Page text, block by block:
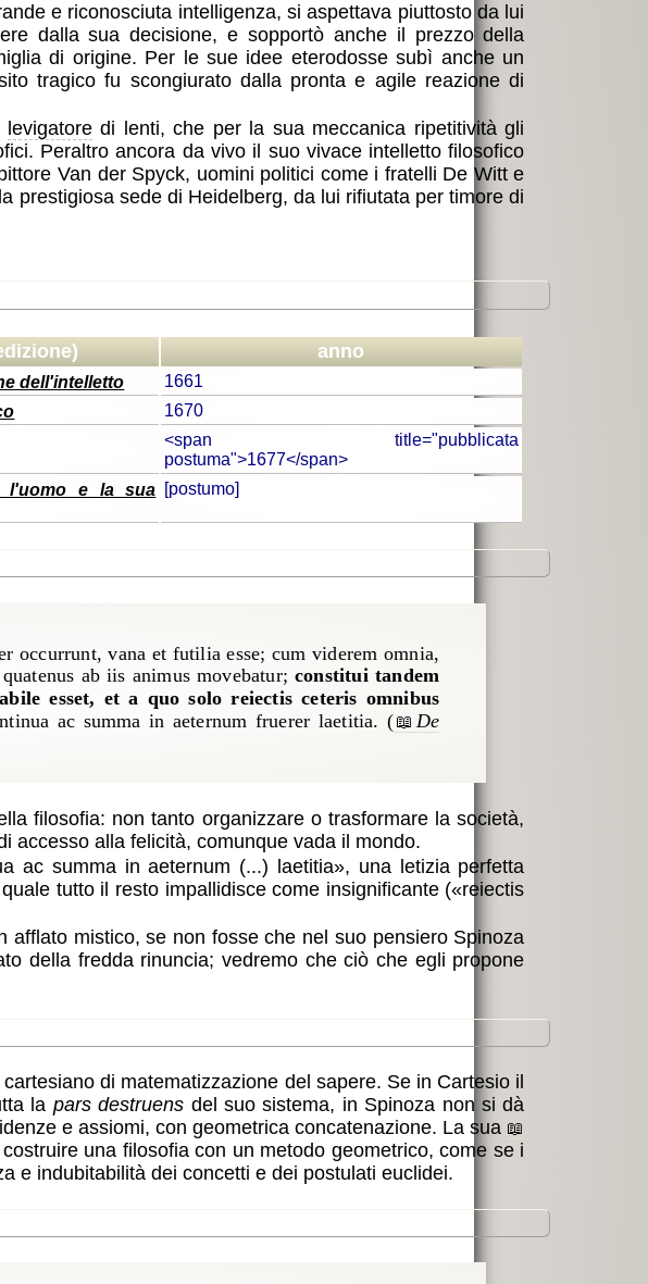
e riconosciuta intelligenza, si aspettava piuttosto da lui
dalla sua decisione, e sopportò anche il prezzo della
di origine. Per le sue idee eterodosse subì anche un
tragico fu scongiurato dalla pronta e agile reazione di
levigatoredi lenti, che per la sua meccanica ripetitività gli
Peraltro ancora da vivo il suo vivace intelletto filosofico
Van der Spyck, uomini politici come i fratelli De Witt e
prestigiosa sede di Heidelberg, da lui rifiutata per timore di
anno
dell'intelletto
1661
1670
<span title="pubblicata
postuma">1677</span>
l'uomo e la sua [postumo]
occurrunt, vana et futilia esse; cum viderem omnia,
ab iis animus movebatur;constitui tandem
esset, et a quo solo reiectis ceteris omnibus
ac summa in aeternum fruerer laetitia. (
De
filosofia: non tanto organizzare o trasformare la società,
accesso alla felicità, comunque vada il mondo.
ac summa in aeternum (...) laetitia , una letizia perfetta
tutto il resto impallidisce come insignificante ( reiectis
mistico, se non fosse che nel suo pensiero Spinoza
della fredda rinuncia; vedremo che ciò che egli propone
di matematizzazione del sapere. Se in Cartesio il
la pars destruens del suo sistema, in Spinoza non si dà
e assiomi, con geometrica concatenazione. La sua
una filosofia con un metodo geometrico, come se i
e indubitabilità dei concetti e dei postulati euclidei.